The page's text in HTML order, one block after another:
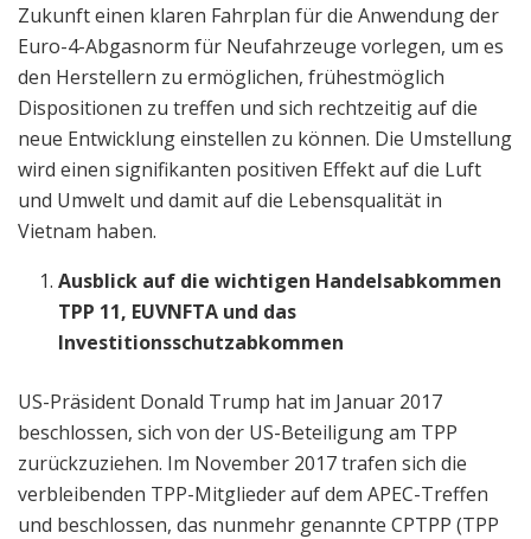
Zukunft einen klaren Fahrplan für die Anwendung der
Euro-4-Abgasnorm für Neufahrzeuge vorlegen, um es
den Herstellern zu ermöglichen, frühestmöglich
Dispositionen zu treffen und sich rechtzeitig auf die
neue Entwicklung einstellen zu können. Die Umstellung
wird einen signifikanten positiven Effekt auf die Luft
und Umwelt und damit auf die Lebensqualität in
Vietnam haben.
Ausblick auf die wichtigen Handelsabkommen
TPP 11, EUVNFTA und das
Investitionsschutzabkommen
US-Präsident Donald Trump hat im Januar 2017
beschlossen, sich von der US-Beteiligung am TPP
zurückzuziehen. Im November 2017 trafen sich die
verbleibenden TPP-Mitglieder auf dem APEC-Treffen
und beschlossen, das nunmehr genannte CPTPP (TPP